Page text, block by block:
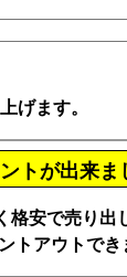
げます。